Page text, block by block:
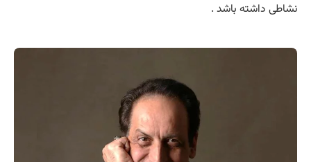
نشاطی داشته باشد .